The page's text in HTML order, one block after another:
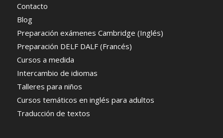
Contacto
Blog
Preparación exámenes Cambridge (Inglés)
Preparación DELF DALF (Francés)
Cursos a medida
Intercambio de idiomas
Talleres para niños
Cursos temáticos en inglés para adultos
Traducción de textos